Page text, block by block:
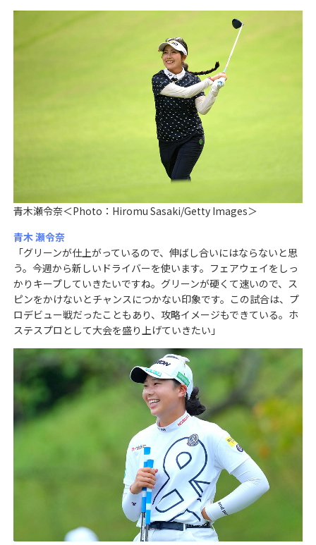
青木瀬令奈＜Photo：Hiromu Sasaki/Getty Images＞
青木 瀬令奈
「グリーンが仕上がっているので、伸ばし合いにはならないと思
う。今週から新しいドライバーを使います。フェアウェイをしっ
かりキープしていきたいですね。グリーンが硬くて速いので、ス
ピンをかけないとチャンスにつかない印象です。この試合は、プ
ロデビュー戦だったこともあり、攻略イメージもできている。ホ
ステスプロとして大会を盛り上げていきたい」